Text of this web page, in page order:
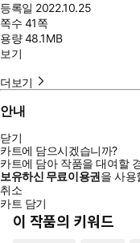
등록일 2022.10.25
쪽수 41쪽
용량48.1MB
보기
더보기
안내
닫기
카트에 담으시겠습니까?
카트에 담아 작품을 대여할
보유하신 무료이용권을 사용
취소
카트 담기
이 작품의 키워드